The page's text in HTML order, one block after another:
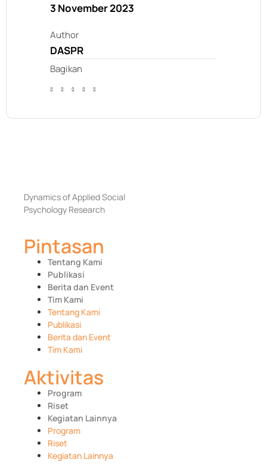
3 November 2023
Author
DASPR
Bagikan
Dynamics of Applied Social
Psychology Research
Pintasan
Tentang Kami
Publikasi
Berita dan Event
Tim Kami
Tentang Kami
Publikasi
Berita dan Event
Tim Kami
Aktivitas
Program
Riset
Kegiatan Lainnya
Program
Riset
Kegiatan Lainnya